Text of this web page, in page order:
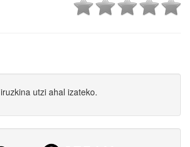
iruzkina utzi ahal izateko.